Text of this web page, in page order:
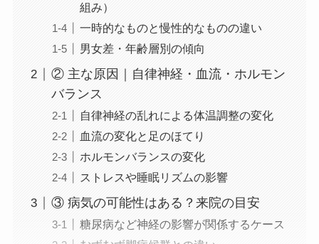
組み）
一時的なものと慢性的なものの違い
男女差・年齢層別の傾向
② 主な原因｜自律神経・血流・ホルモン
バランス
自律神経の乱れによる体温調整の変化
血流の変化と足のほてり
ホルモンバランスの変化
ストレスや睡眠リズムの影響
③ 病気の可能性はある？来院の目安
糖尿病など神経の影響が関係するケース